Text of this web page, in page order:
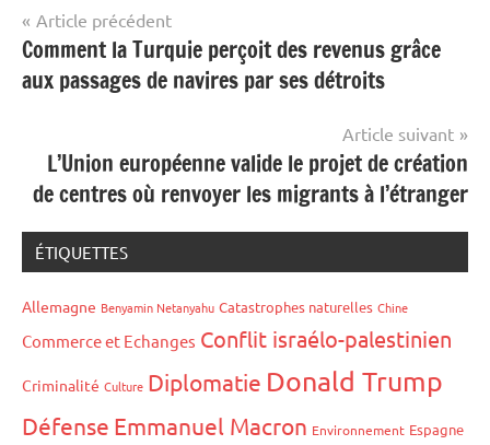
Navigation
de
l’article
Article précédent
Comment la Turquie perçoit des revenus grâce
aux passages de navires par ses détroits
Article suivant
L’Union européenne valide le projet de création
de centres où renvoyer les migrants à l’étranger
ÉTIQUETTES
Allemagne Benyamin Netanyahu Catastrophes naturelles Chine
Commerce et Echanges Conflit israélo-palestinien
Criminalité Culture Diplomatie Donald Trump
Défense Emmanuel Macron Environnement Espagne